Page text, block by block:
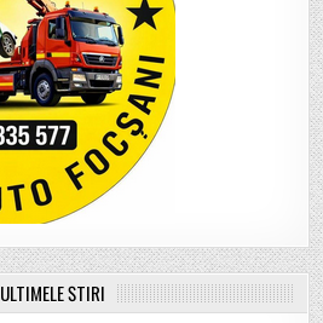
ULTIMELE ȘTIRI